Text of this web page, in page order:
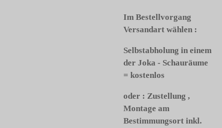
Im Bestellvorgang
Versandart wählen :
Selbstabholung in einem
der Joka - Schauräume
= kostenlos
oder : Zustellung ,
Montage am
Bestimmungsort inkl.